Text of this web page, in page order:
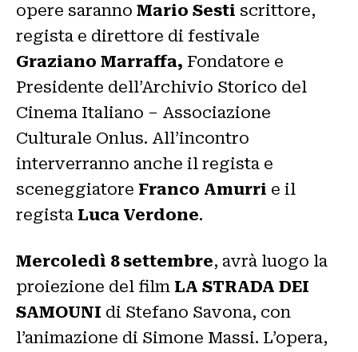
opere saranno Mario Sesti scrittore,
regista e direttore di festivale
Graziano Marraffa, Fondatore e
Presidente dell’Archivio Storico del
Cinema Italiano – Associazione
Culturale Onlus. All’incontro
interverranno anche il regista e
sceneggiatore Franco Amurri e il
regista Luca Verdone.
Mercoledì 8 settembre, avrà luogo la
proiezione del film LA STRADA DEI
SAMOUNI di Stefano Savona, con
l’animazione di Simone Massi. L’opera,